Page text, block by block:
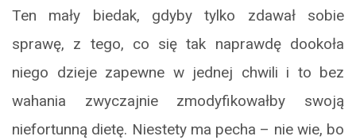
Ten mały biedak, gdyby tylko zdawał sobie
sprawę, z tego, co się tak naprawdę dookoła
niego dzieje zapewne w jednej chwili i to bez
wahania zwyczajnie zmodyfikowałby swoją
niefortunną dietę. Niestety ma pecha – nie wie, bo